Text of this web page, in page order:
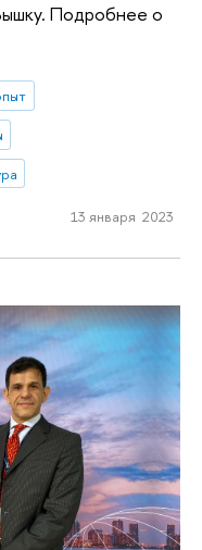
Подробнее о
13 января 2023